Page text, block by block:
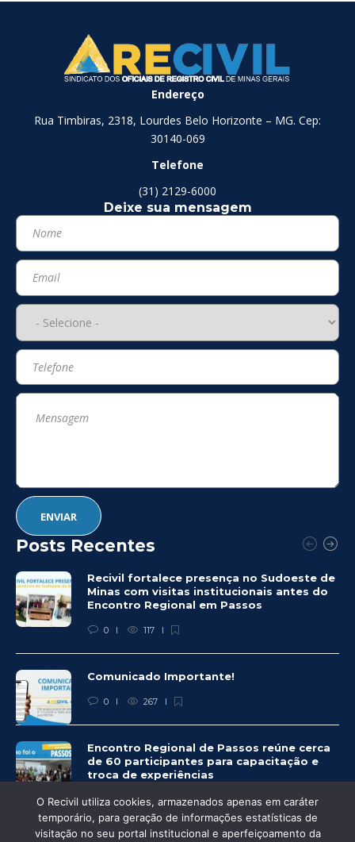
Endereço
Rua Timbiras, 2318, Lourdes Belo Horizonte – MG. Cep:
30140-069
Telefone
(31) 2129-6000
Deixe sua mensagem
Posts Recentes
Recivil fortalece presença no Sudoeste de
Minas com visitas institucionais antes do
Encontro Regional em Passos
0 117
Comunicado Importante!
0 267
Encontro Regional de Passos reúne cerca
de 60 participantes para capacitação e
troca de experiências
0 263
O Recivil utiliza cookies, armazenados apenas em caráter
temporário, para geração de informações estatísticas de
visitação no seu portal institucional e aperfeiçoamento da